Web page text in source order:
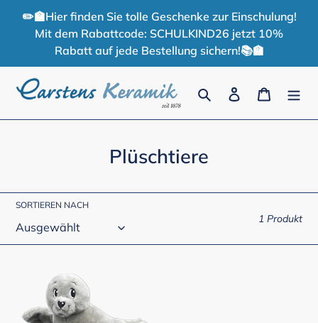
✏️🏫Hier finden Sie tolle Geschenke zur Einschulung!
Mit dem Rabattcode: SCHULKIND26 jetzt 10%
Rabatt auf jede Bestellung sichern!📚🏫
Suchen Einloggen
K
t
e
g
i
Plüschtiere
SORTIEREN NACH
1 Produkt
cm